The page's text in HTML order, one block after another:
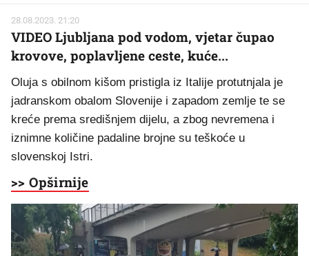
28.08.2023. 21:20
VIDEO Ljubljana pod vodom, vjetar čupao
krovove, poplavljene ceste, kuće...
Oluja s obilnom kišom pristigla iz Italije protutnjala je
jadranskom obalom Slovenije i zapadom zemlje te se
kreće prema središnjem dijelu, a zbog nevremena i
iznimne količine padaline brojne su teškoće u
slovenskoj Istri.
>> Opširnije